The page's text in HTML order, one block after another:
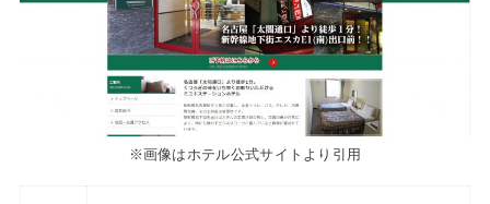
※画像はホテル公式サイトより引用